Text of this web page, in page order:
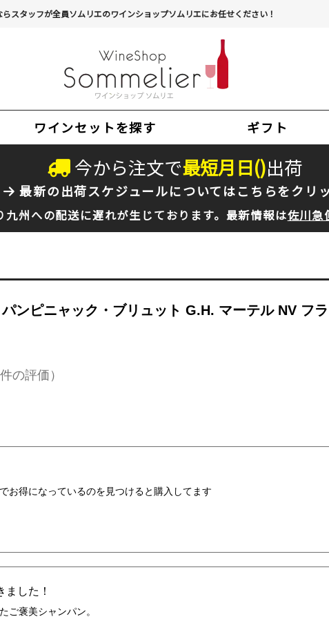
スタッフが全員ソムリエのワインショップソムリエにお任せください！
ワインセットを探す ギフト
今から注文で最短月 日()出荷
最新の出荷スケジュールについてはこちらをクリ
州への配送に遅れが生じております。最新情報は佐川急
ンピニャック・ブリュット G.H. マーテル NV フ
の評価）
お得になっているのを見つけると購入してます
ました！
ご褒美シャンパン。